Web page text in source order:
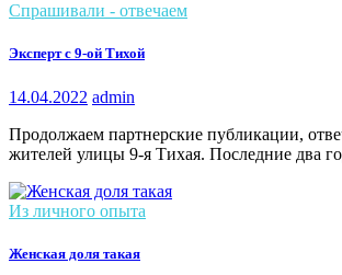
Спрашивали - отвечаем
Эксперт с 9-ой Тихой
14.04.2022 admin
Продолжаем партнерские публикации,
жителей улицы 9-я Тихая. Последние два
Из личного опыта
Женская доля такая